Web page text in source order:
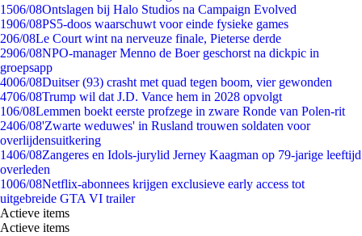
1506/08Ontslagen bij Halo Studios na Campaign Evolved
1906/08PS5-doos waarschuwt voor einde fysieke games
206/08Le Court wint na nerveuze finale, Pieterse derde
2906/08NPO-manager Menno de Boer geschorst na dickpic in
groepsapp
4006/08Duitser (93) crasht met quad tegen boom, vier gewonden
4706/08Trump wil dat J.D. Vance hem in 2028 opvolgt
106/08Lemmen boekt eerste profzege in zware Ronde van Polen-rit
2406/08'Zwarte weduwes' in Rusland trouwen soldaten voor
overlijdensuitkering
1406/08Zangeres en Idols-jurylid Jerney Kaagman op 79-jarige leeftijd
overleden
1006/08Netflix-abonnees krijgen exclusieve early access tot
uitgebreide GTA VI trailer
Actieve items
Actieve items